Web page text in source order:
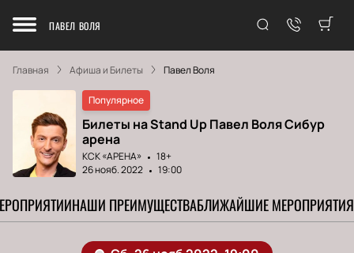
ПАВЕЛ ВОЛЯ
Главная Афиша и Билеты Павел Воля
Популярное
Билеты на Stand Up Павел Воля Сибур
арена
КСК «АРЕНА»
18+
26 нояб. 2022
19:00
НАШИ ПРЕИМУЩЕСТВАБЛИЖАЙШИЕ МЕРОПРИЯТИЯ